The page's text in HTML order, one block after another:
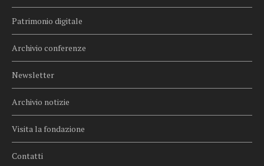
Patrimonio digitale
Archivio conferenze
Newsletter
Archivio notizie
Visita la fondazione
Contatti